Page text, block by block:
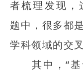
者梳理发现，
题中，很多都
学科领域的交叉
其中，“基